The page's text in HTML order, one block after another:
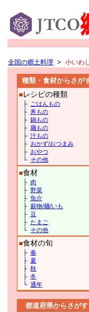
全国の郷土料理 > 小いわ
種類・食材からさが
■ レシピの種類
├ ごはんもの
├ 丼もの
├ 鍋もの
├ 麺もの
├ 汁もの
├ おかず/おつまみ
├ おやつ
└ その他
■食材
├ 肉
├ 野菜
├ 魚介
├ 穀物/麺/いも
├ 豆
├ たまご
└ その他
■食材の旬
├ 春
├ 夏
├ 秋
├ 冬
└ 通年
都道府県からさがす